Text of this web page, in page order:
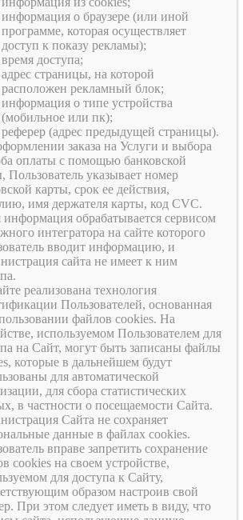
информация о браузере (или иной
программе, которая осуществляет
доступ к показу рекламы);
время доступа;
адрес страницы, на которой
расположен рекламный блок;
информация о типе устройства
(мобильное или пк);
реферер (адрес предыдущей страницы).
заказа на Услуги и выбора
оплаты с помощью банковской
Пользователь указывает номер
карты, срок ее действия,
имя держателя карты, код CVC.
информация обрабатывается сервисом
интегратора на сайте которого
вводит информацию, и
сайта не имеет к ним
реализована технология
Пользователей, основанная
файлов cookies. На
используемом Пользователем для
на Сайт, могут быть записаны файлы
которые в дальнейшем будут
для автоматической
для сбора статистических
в частности о посещаемости Сайта.
Сайта не сохраняет
данные в файлах cookies.
вправе запретить сохранение
cookies на своем устройстве,
для доступа к Сайту,
образом настроив свой
При этом следует иметь в виду, что